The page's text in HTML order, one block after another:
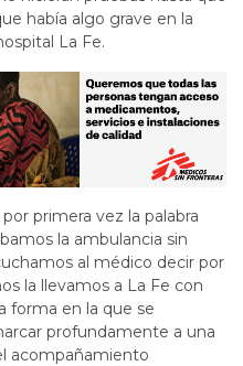
había algo grave en la
La Fe.
primera vez la palabra
la ambulancia sin
al médico decir por
la llevamos a La Fe con
forma en la que se
profundamente a una
acompañamiento